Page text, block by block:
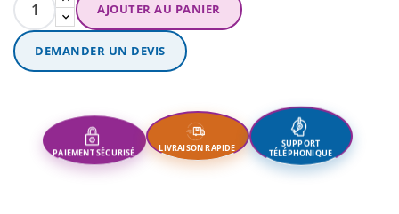
AJOUTER AU PANIER
DEMANDER UN DEVIS
PAIEMENT SÉCURISÉ LIVRAISON RAPIDE
SUPPORT
TÉLÉPHONIQUE